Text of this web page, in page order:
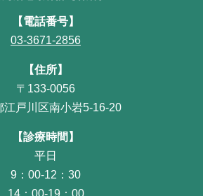
【電話番号】
03-3671-2856
【住所】
〒133-0056
江戸川区南小岩5-16-20
【診療時間】
平日
9：00-12：30
14：00-19：00